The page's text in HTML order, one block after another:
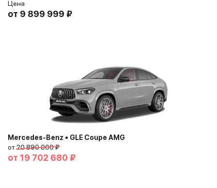
Цена
от 9 899 999 ₽
Mercedes-Benz • GLE Coupe AMG
от20 890 000 ₽
от 19 702 680 ₽